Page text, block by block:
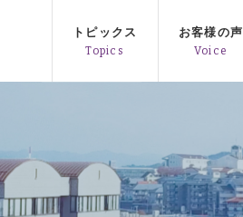
トピックス お客様の声